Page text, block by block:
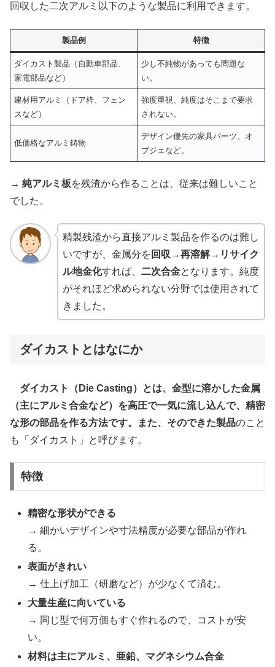
回収した二次アルミ以下のような製品に利用できます。
製品例 特徴
ダイカスト製品（自動車部品、
家電部品など）
少し不純物があっても問題な
い。
建材用アルミ（ドア枠、フェン
スなど）
強度重視、純度はそこまで要求
されない。
低価格なアルミ鋳物
デザイン優先の家具パーツ、オ
ブジェなど。
→ 純アルミ板を残渣から作ることは、従来は難しいこと
でした。
精製残渣から直接アルミ製品を作るのは難し
いですが、金属分を 回収→再溶解→リサイク
ル地金化すれば、 二次合金となります。純度
がそれほど求められない分野では使用されて
きました。
ダイカストとはなにか
ダイカスト（Die Casting）とは、金型に溶かした金属
（主にアルミ合金など）を高圧で一気に流し込んで、精密
な形の部品を作る方法です。また、そのできた製品のこと
も「ダイカスト」と呼びます。
特徴
精密な形状ができる
→ 細かいデザインや寸法精度が必要な部品が作れ
る。
表面がきれい
→ 仕上げ加工（研磨など）が少なくて済む。
大量生産に向いている
→ 同じ型で何万個もすぐ作れるので、コストが安
い。
材料は主にアルミ、亜鉛、マグネシウム合金